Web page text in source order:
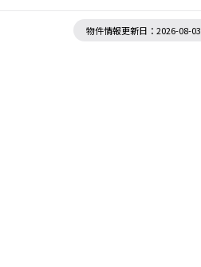
物件情報更新日：2026-08-03